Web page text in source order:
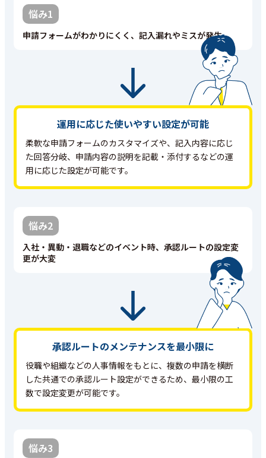
悩み1
申請フォームがわかりにくく、記入漏れやミスが発生
運用に応じた使いやすい設定が可能
柔軟な申請フォームのカスタマイズや、記入内容に応じ
た回答分岐、申請内容の説明を記載・添付するなどの運
用に応じた設定が可能です。
悩み2
入社・異動・退職などのイベント時、承認ルートの設定変
更が大変
承認ルートのメンテナンスを最小限に
役職や組織などの人事情報をもとに、複数の申請を横断
した共通での承認ルート設定ができるため、最小限の工
数で設定変更が可能です。
悩み3